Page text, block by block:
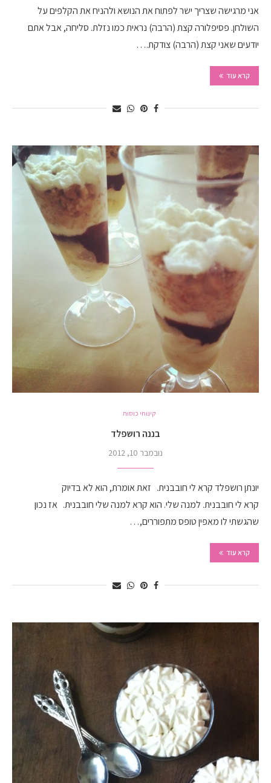
אני מרגישה שצריך ישר לפתוח את הנושא ולהניח את הקלפים על
השולחן. פסיפלורה קצת (הרבה) נראית כמו נזלת. סליחה, אבל אתם
יודעים שאני קצת (הרבה) צודקת.…
קרא עוד
קינוחי כוסות
בננה רושפלד
נובמבר 10, 2012
יונתן רושפלד קרא לי חובבנית. זאת אומרת, הוא לא בדיוק
קרא לי חובבנית. למנה שלי. הוא קרא למנה שלי חובבנית. אז נכון
שהגשתי לו מאפין טופס מתפוררים,…
קרא עוד